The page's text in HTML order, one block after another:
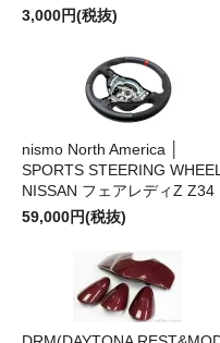
3,000円(税抜)
nismo North America │
SPORTS STEERING
NISSAN フェアレディZ Z34
59,000円(税抜)